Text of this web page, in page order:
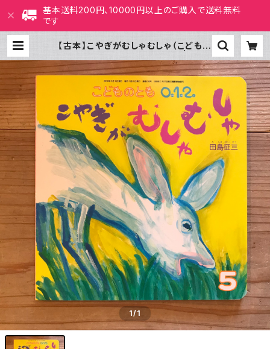
基本送料200円、10000円以上のご購入で送料無料
です
【古本】こやぎがむしゃむしゃ（こどもの
ホ座 西田辺 絵本・新刊本・古本
1/1